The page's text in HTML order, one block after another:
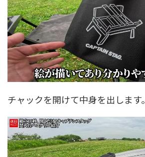
チャックを開けて中身を出します。